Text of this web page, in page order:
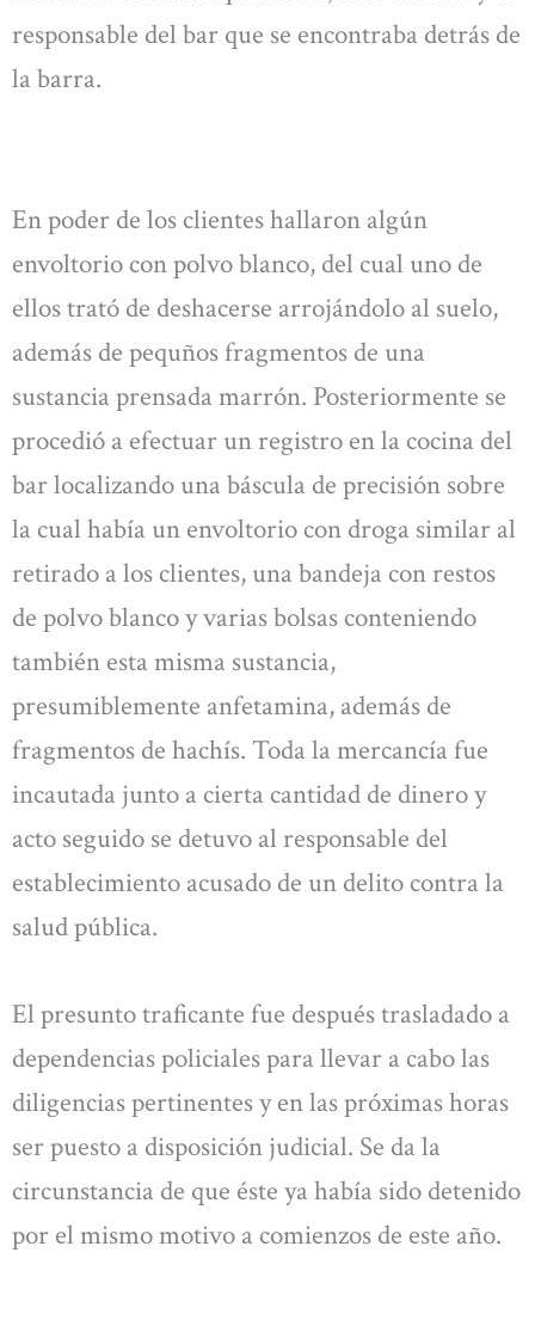
responsable del bar que se encontraba detrás de
la barra.
En poder de los clientes hallaron algún
envoltorio con polvo blanco, del cual uno de
ellos trató de deshacerse arrojándolo al suelo,
además de pequños fragmentos de una
sustancia prensada marrón. Posteriormente se
procedió a efectuar un registro en la cocina del
bar localizando una báscula de precisión sobre
la cual había un envoltorio con droga similar al
retirado a los clientes, una bandeja con restos
de polvo blanco y varias bolsas conteniendo
también esta misma sustancia,
presumiblemente anfetamina, además de
fragmentos de hachís. Toda la mercancía fue
incautada junto a cierta cantidad de dinero y
acto seguido se detuvo al responsable del
establecimiento acusado de un delito contra la
salud pública.
El presunto traficante fue después trasladado a
dependencias policiales para llevar a cabo las
diligencias pertinentes y en las próximas horas
ser puesto a disposición judicial. Se da la
circunstancia de que éste ya había sido detenido
por el mismo motivo a comienzos de este año.